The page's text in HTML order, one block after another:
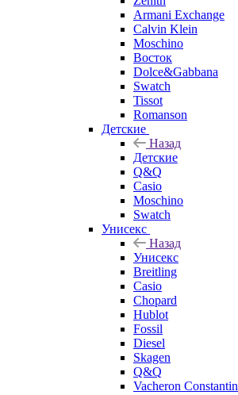
Armani Exchange
Calvin Klein
Moschino
Восток
Dolce&Gabbana
Swatch
Tissot
Romanson
Детские
Назад
Детские
Q&Q
Casio
Moschino
Swatch
Унисекс
Назад
Унисекс
Breitling
Casio
Chopard
Hublot
Fossil
Diesel
Skagen
Q&Q
Vacheron Constantin